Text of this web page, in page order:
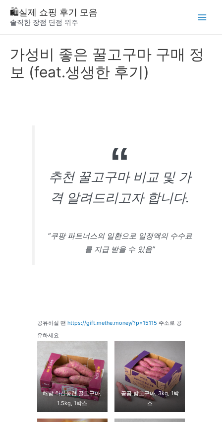
🛍️실제 쇼핑 후기 모음
솔직한 장점 단점 위주
가성비 좋은 꿀고구마 구매 정
보 (feat.생생한 후기)
추천 꿀고구마 비교 및 가
격 알려드리고자 합니다.
“쿠팡 파트너스의 일환으로 일정액의 수수료
를 지급 받을 수 있음”
공유하실 땐 https://gift.methe.money/?p=15115 주소로 공
유하세요
해남 화산농협 꿀고구마,
1.5kg, 1박스
곰곰 밤고구마, 3kg, 1박
스